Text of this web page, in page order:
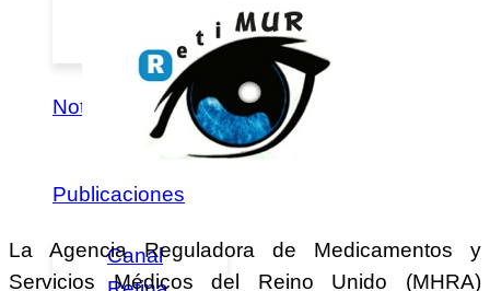
Federados
Noticias
Publicaciones
Canal
La Agencia Reguladora de Medicamentos y
Servicios Médicos del Reino Unido (MHRA)